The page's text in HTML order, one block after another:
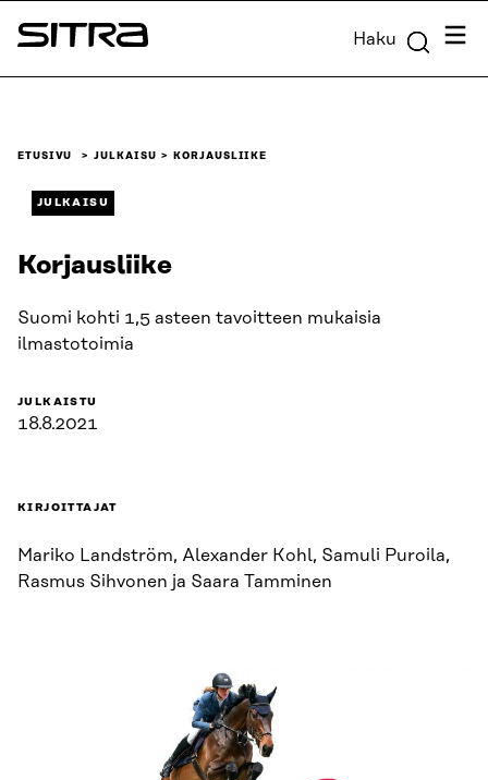
Siirry
suoraan
Sitra Haku
ETUSIVU JULKAISU KORJAUSLIIKE
JULKAISU
Korjausliike
Suomi kohti 1,5 asteen tavoitteen mukaisia
ilmastotoimia
JULKAISTU
18.8.2021
KIRJOITTAJAT
Mariko Landström, Alexander Kohl, Samuli Puroila,
Rasmus Sihvonen ja Saara Tamminen